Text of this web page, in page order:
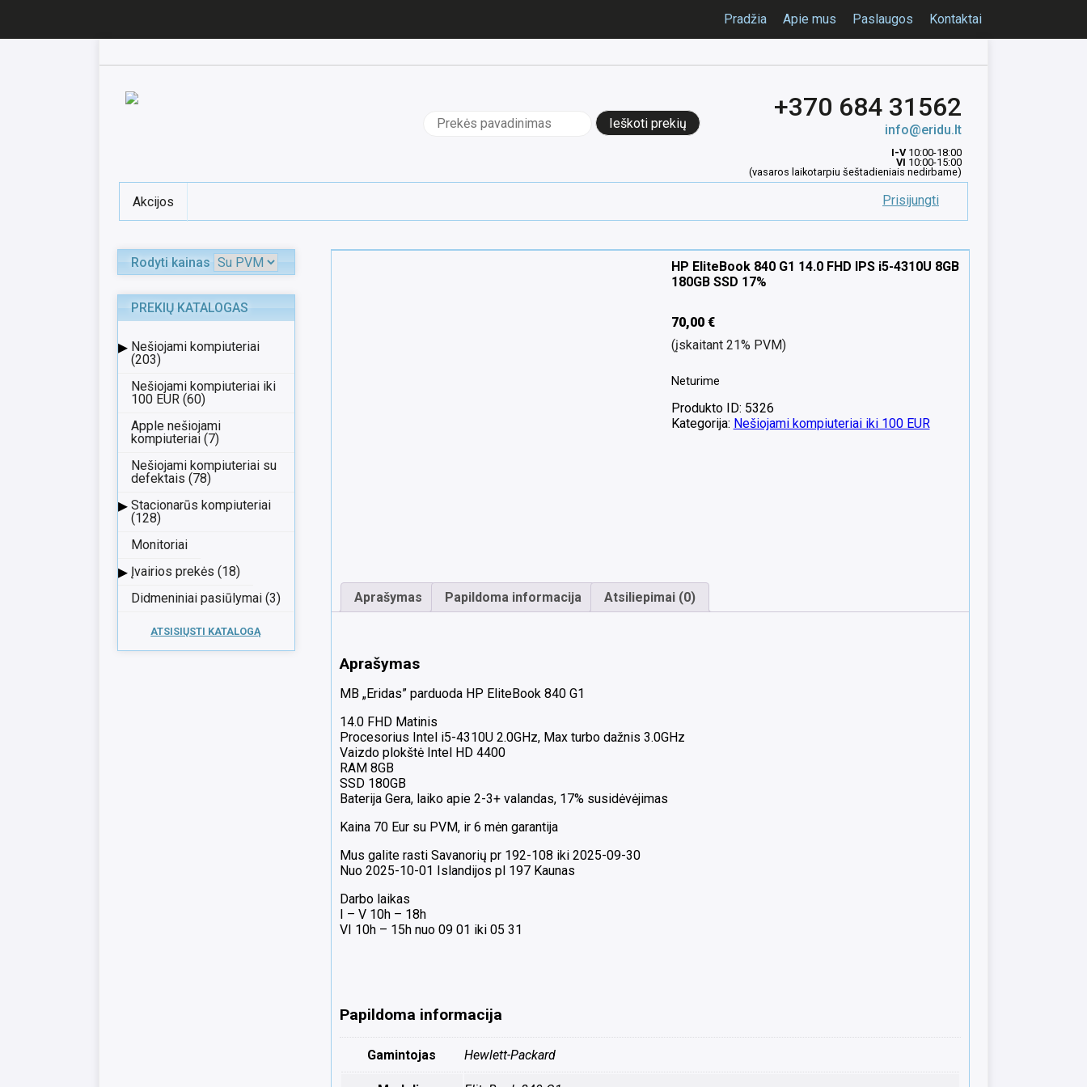
Pradžia Apie mus Paslaugos Kontaktai
Ieškoti: +370 684 31562
info@eridu.lt
I-V10:00-18:00
VI 10:00-15:00
(vasaros laikotarpiu šeštadieniais nedirbame)
Prisijungti
Akcijos
Rodyti kainas
PREKIŲ KATALOGAS
▸ Nešiojami kompiuteriai
(203)
Nešiojami kompiuteriai iki
100 EUR (60)
Apple nešiojami
kompiuteriai (7)
Nešiojami kompiuteriai su
defektais (78)
▸ Stacionarūs kompiuteriai
(128)
Monitoriai
▸ Įvairios prekės (18)
Didmeniniai pasiūlymai (3)
ATSISIŲSTI KATALOGĄ
HP EliteBook 840 G1 14.0 FHD IPS i5-4310U 8GB
180GB SSD 17%
70,00 €
(įskaitant 21% PVM)
Neturime
Produkto ID: 5326
Kategorija: Nešiojami kompiuteriai iki 100 EUR
Aprašymas Papildoma informacija Atsiliepimai (0)
Aprašymas
MB „Eridas” parduoda HP EliteBook 840 G1
14.0 FHD Matinis
Procesorius Intel i5-4310U 2.0GHz, Max turbo dažnis 3.0GHz
Vaizdo plokštė Intel HD 4400
RAM 8GB
SSD 180GB
Baterija Gera, laiko apie 2-3+ valandas, 17% susidėvėjimas
Kaina 70 Eur su PVM, ir 6 mėn garantija
Mus galite rasti Savanorių pr 192-108 iki 2025-09-30
Nuo 2025-10-01 Islandijos pl 197 Kaunas
Darbo laikas
I – V 10h – 18h
VI 10h – 15h nuo 09 01 iki 05 31
Papildoma informacija
Gamintojas Hewlett-Packard